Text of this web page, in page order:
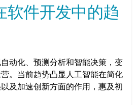
软件开发中的趋
动化、预测分析和智能决策，变
。当前趋势凸显人工智能在简化
及加速创新方面的作用，惠及初